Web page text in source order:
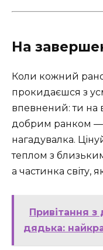
На
Коли кожний
прокидаєшся з
впевнений: ти на
добрим ранком
нагадувалка.
теплом з
а частинка світу,
Привітання
дядька: